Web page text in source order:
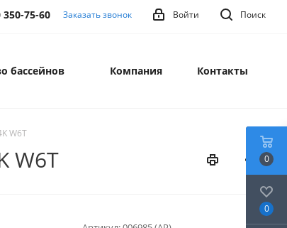
Поиск
Войти
350-75-60 Заказать звонок
бассейнов Компания Контакты
W6T
W6T 0
0